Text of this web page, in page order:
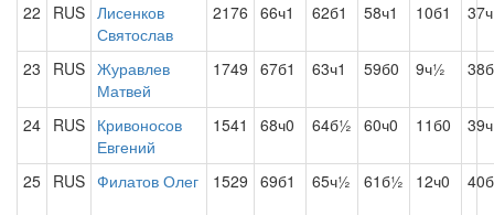
22 RUS Лисенков
Святослав
2176 66ч1 62б1 58ч1 10б1
23 RUS Журавлев
Матвей
1749 67б1 63ч1 59б0 9ч½
24 RUS Кривоносов
Евгений
1541 68ч0 64б½ 60ч0 11б0
25 RUS Филатов Олег 1529 69б1 65ч½ 61б½ 12ч0